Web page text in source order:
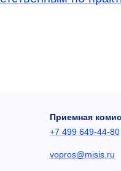
Приемная
+7 499 649-44-80
vopros@misis.ru